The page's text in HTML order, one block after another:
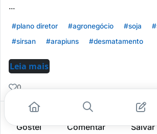
...
#plano diretor #agronegócio #soja
#sirsan
#arapiuns #desmatamento
Leia mais
0
Gostei Comentar Salvar